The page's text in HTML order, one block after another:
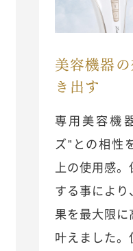
美容機器
き出す
専用美容機
ズ”との相性
上の使用感
する事によ
果を最大限
叶えました。